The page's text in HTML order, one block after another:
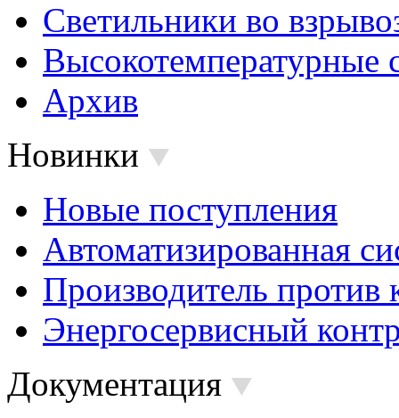
Светильники во
Высокотемпературные
Архив
Новинки
Новые поступления
Автоматизированная
Производитель против
Энергосервисный
Документация